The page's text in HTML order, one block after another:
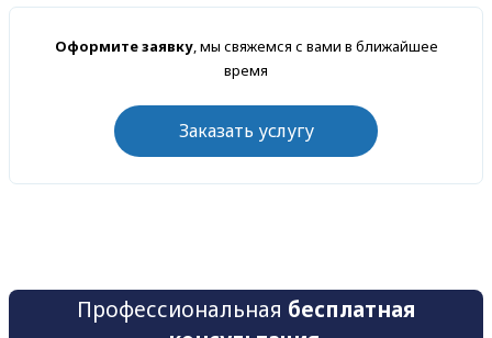
Оформите заявку, мы свяжемся с вами в ближайшее
время
Заказать услугу
Профессиональная бесплатная